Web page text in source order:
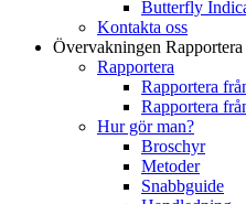
Butterfly
Kontakta oss
Övervakningen
Rapportera
Rapportera
Rapportera
Hur gör man?
Broschyr
Metoder
Snabbguide